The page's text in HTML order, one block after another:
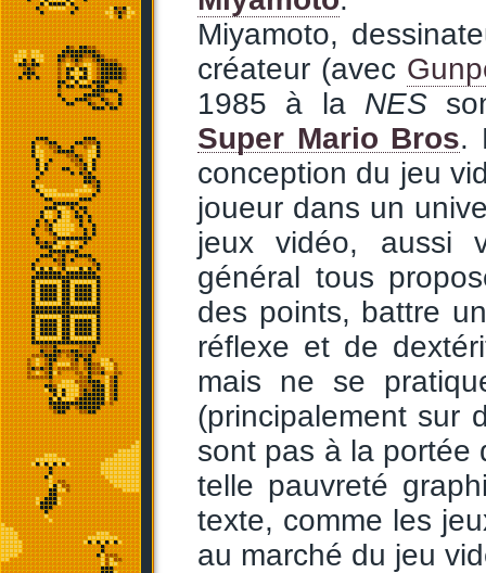
Miyamoto,
créateur (avec
1985 à la NES
Super Mario Bros.
conception du jeu
joueur dans un
jeux vidéo, aussi
général tous
des points, battre
réflexe et de
mais ne se
(principalement sur
sont pas à la portée
telle pauvreté
texte, comme les
au marché du jeu